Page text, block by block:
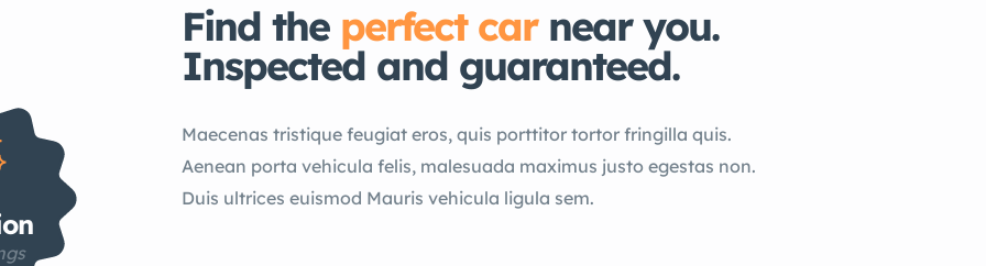
Find the perfect carnear you.
Inspected and guaranteed.
Maecenas tristique feugiat eros, quis porttitor tortor fringilla quis.
Aenean porta vehicula felis, malesuada maximus justo egestas non.
Duis ultrices euismod Mauris vehicula ligula sem.